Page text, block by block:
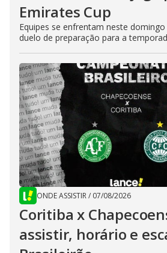
Emirates Cup
Equipes se enfrentam neste
duelo de preparação para a
ONDE ASSISTIR/ 07/08/2026
Coritiba x
assistir, horário e